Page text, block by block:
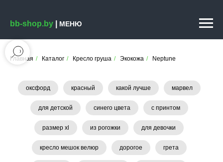
bb-shop.by МЕНЮ
Главная / Каталог / Кресло груша / Экокожа / Neptunе
оксфорд красный какой лучше марвел
для детской синего цвета с принтом
размер xl из рогожки для девочки
кресло мешок велюр дорогое грета